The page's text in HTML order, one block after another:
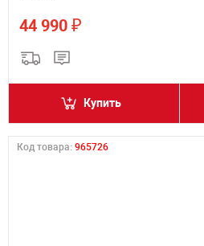
44 990 ₽
Купить
Код товара: 965726